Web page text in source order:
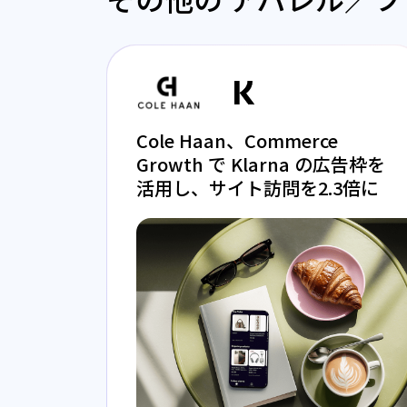
Cole Haan、Commerce
Growth で Klarna の広告枠を
活用し、サイト訪問を2.3倍に